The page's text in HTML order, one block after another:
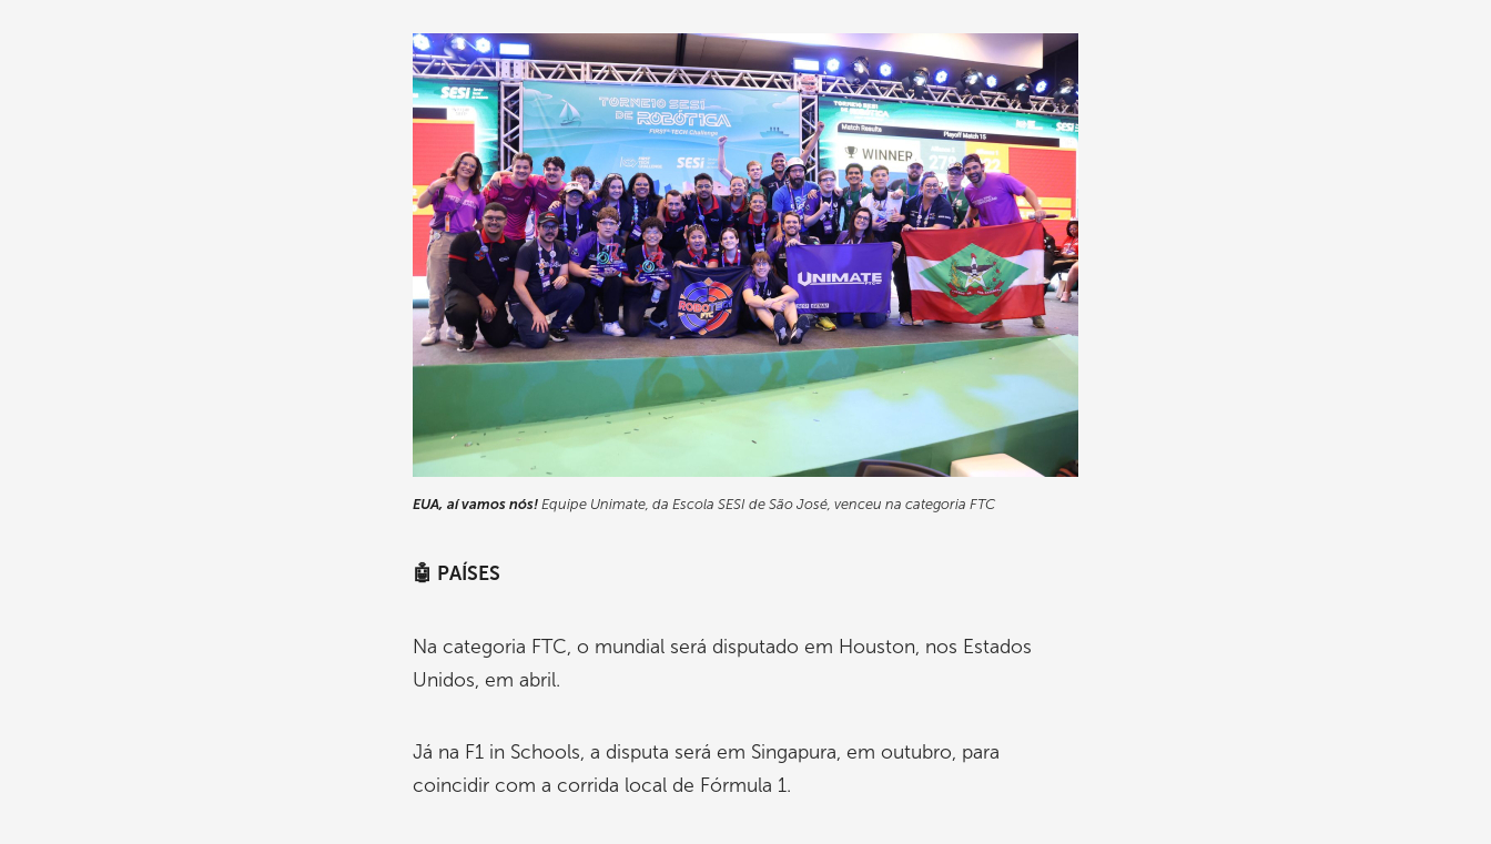
Imagem
EUA, aí vamos nós! Equipe Unimate, da Escola SESI de São José, venceu na categoria FTC
🤖 PAÍSES
Na categoria FTC, o mundial será disputado em Houston, nos Estados
Unidos, em abril.
Já na F1 in Schools, a disputa será em Singapura, em outubro, para
coincidir com a corrida local de Fórmula 1.